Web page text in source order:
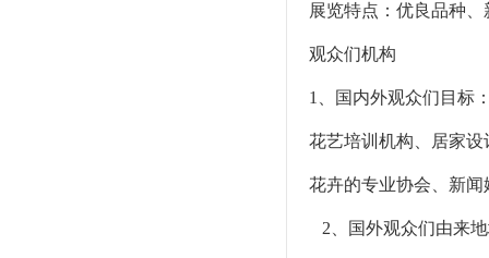
展览特点：优良品种
观众们机构
1、国内外观众们目标
花艺培训机构、居家
花卉的专业协会、新闻
2、国外观众们由来